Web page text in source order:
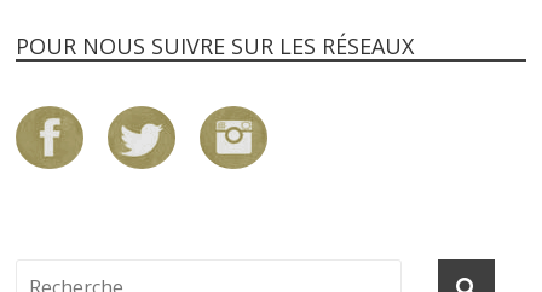
POUR NOUS SUIVRE SUR LES RÉSEAUX